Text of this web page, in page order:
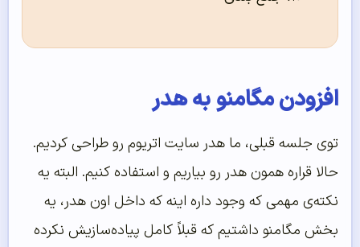
افزودن مگامنو به هدر
توی جلسه قبلی، ما هدر سایت اتریوم رو طراحی کردیم.
حالا قراره همون هدر رو بیاریم و استفاده کنیم. البته یه
نکته‌ی مهمی که وجود داره اینه که داخل اون هدر، یه
بخش مگامنو داشتیم که قبلاً کامل پیاده‌سازیش نکرده